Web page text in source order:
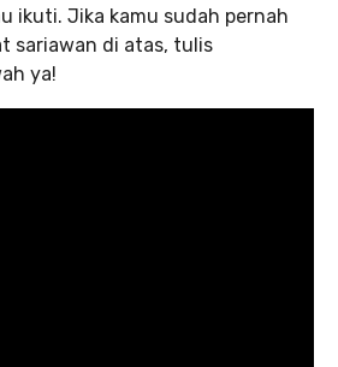
ikuti. Jika kamu sudah pernah
sariawan di atas, tulis
ya!